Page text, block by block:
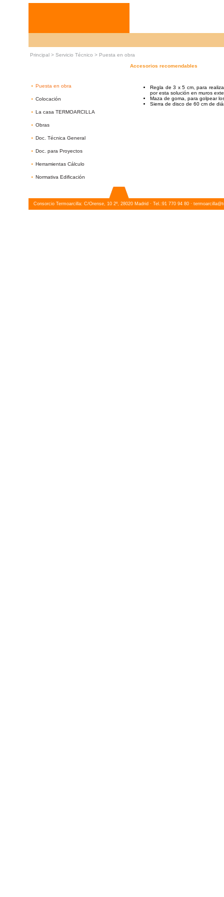
Principal > Servicio Técnico > Puesta en obra
· Puesta en obra
· Colocación
· La casa TERMOARCILLA
· Obras
· Doc. Técnica General
· Doc. para Proyectos
· Herramientas Cálculo
· Normativa Edificación
Accesorios recomendables
Regla de 3 x 5 cm, para
por esta solución en muros
Maza de goma, para golpear
Sierra de disco de 60 cm de
Consorcio Termoarcilla: C/Orense, 10 2º, 28020 Madrid · Tel.:91 770 94 80 ·